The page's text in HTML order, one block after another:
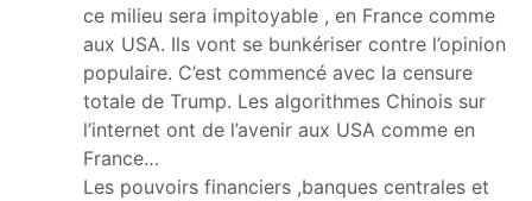
ce milieu sera impitoyable , en France comme
aux USA. Ils vont se bunkériser contre l’opinion
populaire. C’est commencé avec la censure
totale de Trump. Les algorithmes Chinois sur
l’internet ont de l’avenir aux USA comme en
France…
Les pouvoirs financiers ,banques centrales et